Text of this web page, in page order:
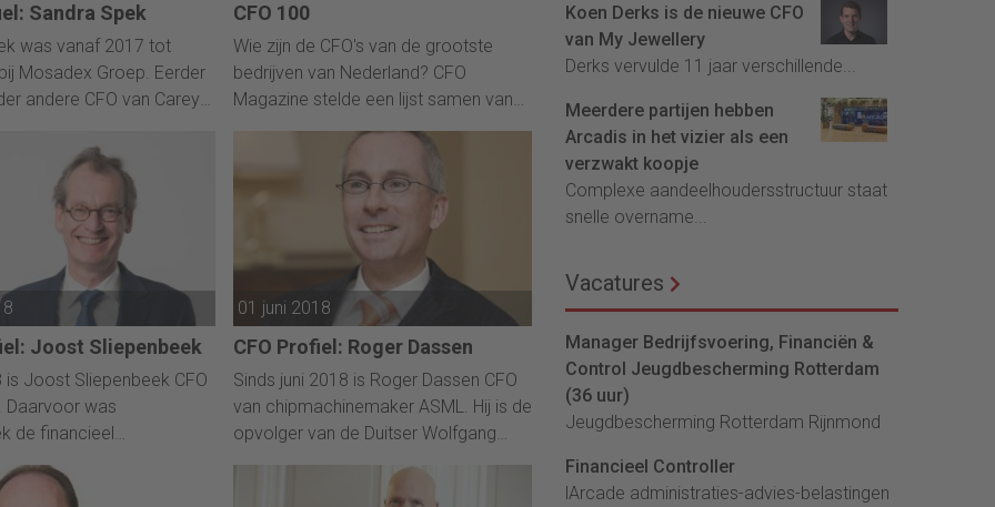
Sandra Spek
was vanaf 2017 tot
Mosadex Groep. Eerder
andere CFO van Careyn
en FBTO. Momenteel
de functie Algmeen
Baker McKenzie
CFO 100
Wie zijn de CFO's van de grootste
bedrijven van Nederland? CFO
Magazine stelde een lijst samen van
100 CFO's van bedrijven met de
500 van Elsevier.
Joost Sliepenbeek
is Joost Sliepenbeek CFO
Daarvoor was
de financieel
van VION.
01 juni 2018
CFO Profiel: Roger Dassen
Sinds juni 2018 is Roger Dassen CFO
van chipmachinemaker ASML. Hij is de
opvolger van de Duitser Wolfgang
Nickl, die overstapte naar Bayer.
Koen Derks is de nieuwe CFO
van My Jewellery
Derks vervulde 11 jaar verschillende...
Meerdere partijen hebben
Arcadis in het vizier als een
verzwakt koopje
Complexe aandeelhoudersstructuur staat
snelle overname...
Vacatures
Manager Bedrijfsvoering, Financiën &
Control Jeugdbescherming Rotterdam
(36 uur)
Jeugdbescherming Rotterdam Rijnmond
Financieel Controller
lArcade administraties-advies-belastingen